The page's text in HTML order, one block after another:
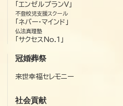
「エンゼルプランV」
不登校児支援スクール
「ネバー・マインド」
仏法真理塾
「サクセスNo.1」
冠婚葬祭
来世幸福セレモニー
社会貢献